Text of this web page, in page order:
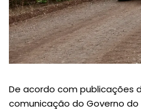
De acordo com publicações
comunicação do Governo do